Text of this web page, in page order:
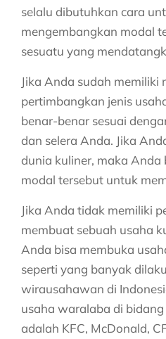
selalu dibutuhkan cara
mengembangkan modal
sesuatu yang
Jika Anda sudah memiliki
pertimbangkan jenis
benar-benar sesuai
dan selera Anda. Jika
dunia kuliner, maka Anda
modal tersebut untuk
Jika Anda tidak memiliki
membuat sebuah usaha
Anda bisa membuka
seperti yang banyak
wirausahawan di
usaha waralaba di
adalah KFC, McDonald,